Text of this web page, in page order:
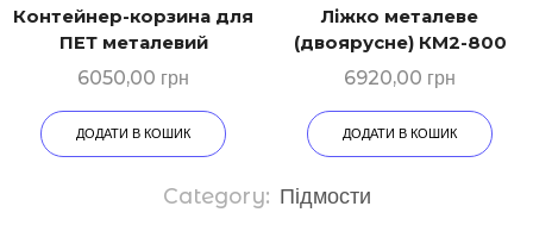
Контейнер-корзина для
ПЕТ металевий
6050,00 грн
ДОДАТИ В КОШИК
Ліжко металеве
(двоярусне) КМ2-800
6920,00 грн
ДОДАТИ В КОШИК
Category: Підмости